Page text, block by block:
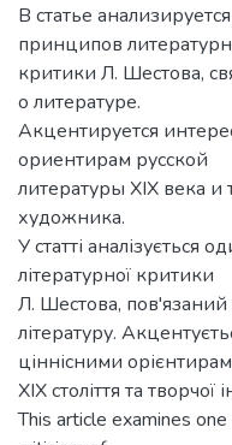
В статье
принципов
критики Л. Шестова,
о литературе.
Акцентируется
ориентирам русской
литературы ХІХ века
художника.
У статті аналізується
літературної критики
Л. Шестова,
літературу.
ціннісними
ХІХ століття та
This article examines